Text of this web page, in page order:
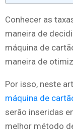
Conhecer as
maneira de
máquina de
maneira de
Por isso, neste
máquina de
serão inseridas
melhor método